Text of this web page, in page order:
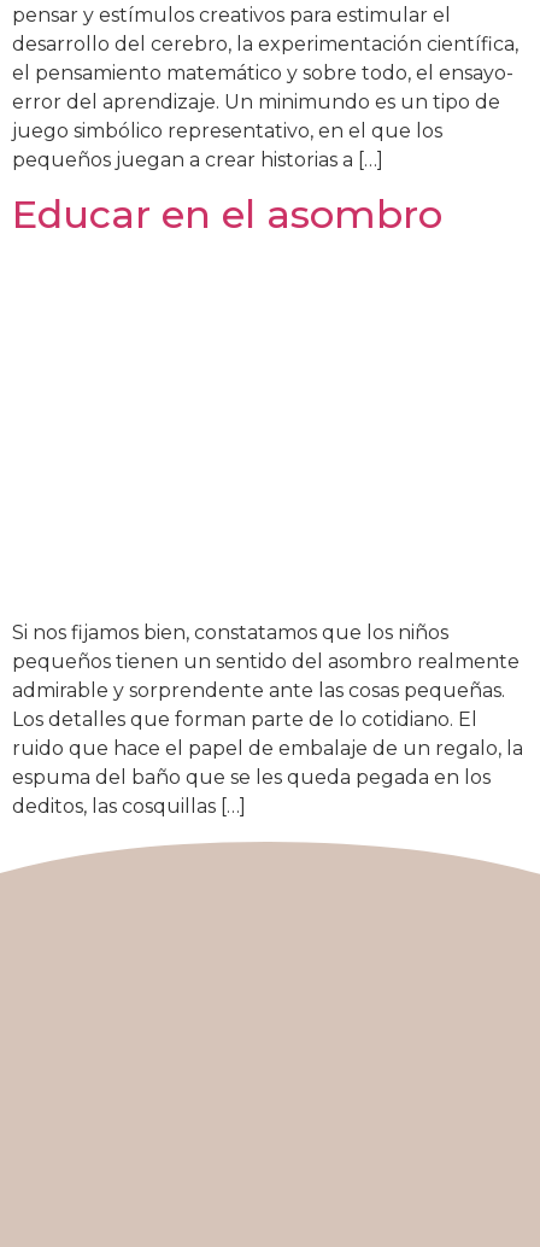
pensar y estímulos creativos para estimular el
desarrollo del cerebro, la experimentación científica,
el pensamiento matemático y sobre todo, el ensayo-
error del aprendizaje. Un minimundo es un tipo de
juego simbólico representativo, en el que los
pequeños juegan a crear historias a […]
Educar en el asombro
Si nos fijamos bien, constatamos que los niños
pequeños tienen un sentido del asombro realmente
admirable y sorprendente ante las cosas pequeñas.
Los detalles que forman parte de lo cotidiano. El
ruido que hace el papel de embalaje de un regalo, la
espuma del baño que se les queda pegada en los
deditos, las cosquillas […]